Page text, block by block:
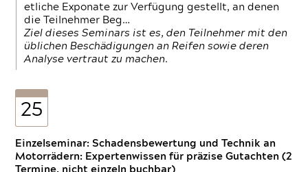
etliche Exponate zur Verfügung gestellt, an denen
die Teilnehmer Beg…
Ziel dieses Seminars ist es, den Teilnehmer mit den
üblichen Beschädigungen an Reifen sowie deren
Analyse vertraut zu machen.
25
Einzelseminar: Schadensbewertung und Technik an
Motorrädern: Expertenwissen für präzise Gutachten (2
Termine, nicht einzeln buchbar)